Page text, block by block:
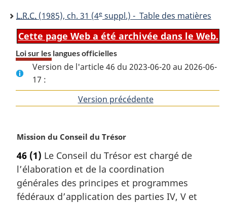
L.R.C. (1985), ch. 31 (4e suppl.) - Table des matières
Cette page Web a été archivée dans le Web.
Loi sur les langues officielles
Version de l'article 46 du 2023-06-20 au 2026-06-
17 :
Version précédentede
N
t
e
m
a
Mission du Conseil du Trésor
46 (1) Le Conseil du Trésor est chargé de
l’élaboration et de la coordination
générales des principes et programmes
fédéraux d’application des parties IV, V et